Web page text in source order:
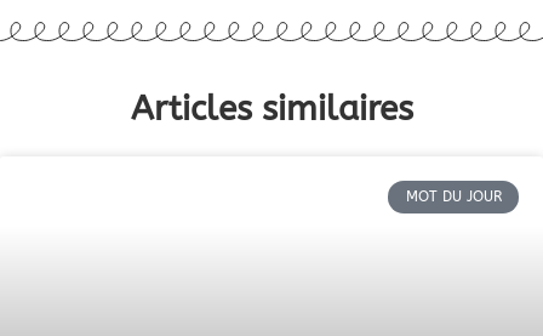
Articles similaires
MOT DU JOUR